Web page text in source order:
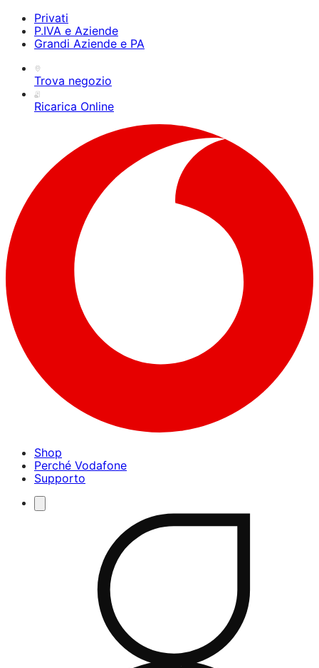
Privati
P.IVA e Aziende
Grandi Aziende e PA
Trova negozio
Ricarica Online
Shop
Perché Vodafone
Supporto